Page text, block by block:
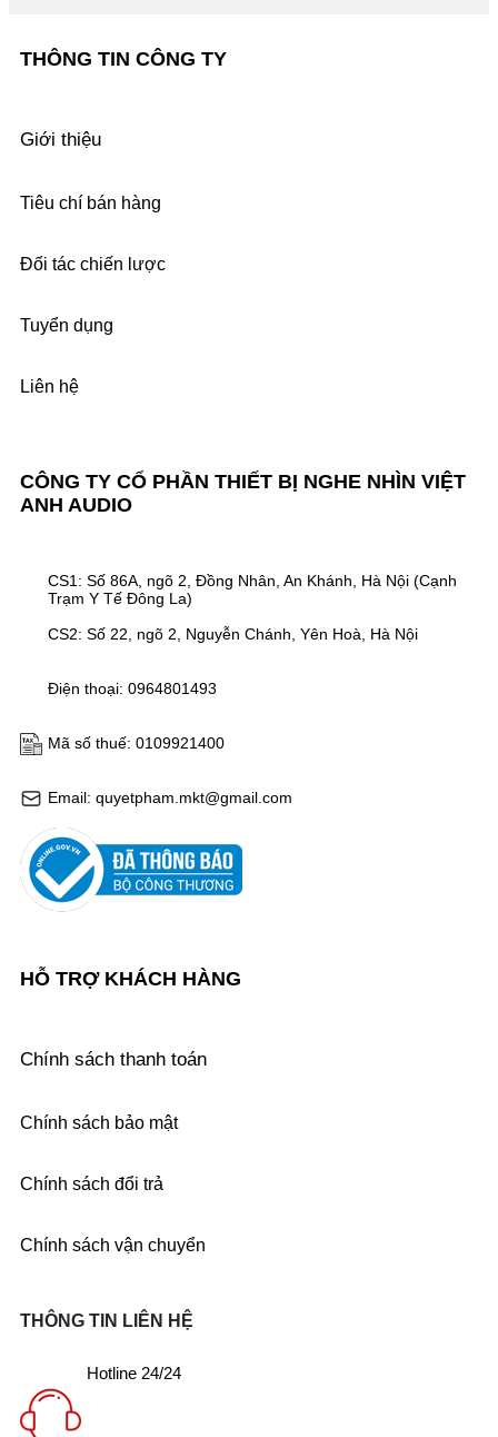
CÔNG TY CỔ PHẦN THIẾT BỊ NGHE NHÌN VIỆT
ANH AUDIO
Email: quyetpham.mkt@gmail.com
Mã số thuế: 0109921400
Điện thoại: 0964801493
CS1: Số 86A, ngõ 2, Đồng Nhân, An Khánh, Hà Nội (Cạnh
Trạm Y Tế Đông La)
CS2: Số 22, ngõ 2, Nguyễn Chánh, Yên Hoà, Hà Nội
THÔNG TIN CÔNG TY
Giới thiệu
Tiêu chí bán hàng
Đối tác chiến lược
Tuyển dụng
Liên hệ
HỖ TRỢ KHÁCH HÀNG
Chính sách thanh toán
Chính sách bảo mật
Chính sách đổi trả
Chính sách vận chuyển
THÔNG TIN LIÊN HỆ
Hotline 24/24